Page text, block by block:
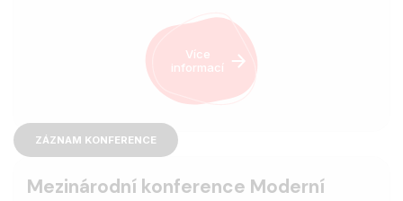
Více
informací
ZÁZNAM KONFERENCE
Mezinárodní konference Moderní